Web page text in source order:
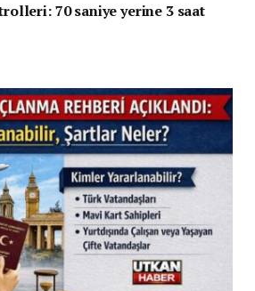
70 saniye yerine 3 saat